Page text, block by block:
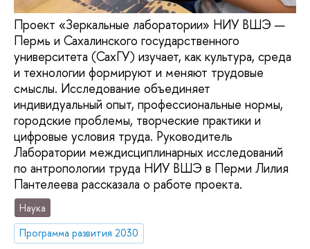
Проект «Зеркальные лаборатории» НИУ ВШЭ —
Пермь и Сахалинского государственного
университета (СахГУ) изучает, как культура, среда
и технологии формируют и меняют трудовые
смыслы. Исследование объединяет
индивидуальный опыт, профессиональные нормы,
городские проблемы, творческие практики и
цифровые условия труда. Руководитель
Лаборатории междисциплинарных исследований
по антропологии труда НИУ ВШЭ в Перми Лилия
Пантелеева рассказала о работе проекта.
Наука
Программа развития 2030